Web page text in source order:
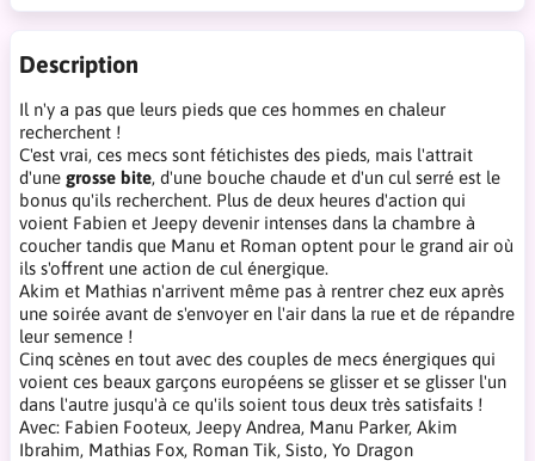
Description
Il n'y a pas que leurs pieds que ces hommes en chaleur
recherchent !
C'est vrai, ces mecs sont fétichistes des pieds, mais l'attrait
d'une grosse bite, d'une bouche chaude et d'un cul serré est le
bonus qu'ils recherchent. Plus de deux heures d'action qui
voient Fabien et Jeepy devenir intenses dans la chambre à
coucher tandis que Manu et Roman optent pour le grand air où
ils s'offrent une action de cul énergique.
Akim et Mathias n'arrivent même pas à rentrer chez eux après
une soirée avant de s'envoyer en l'air dans la rue et de répandre
leur semence !
Cinq scènes en tout avec des couples de mecs énergiques qui
voient ces beaux garçons européens se glisser et se glisser l'un
dans l'autre jusqu'à ce qu'ils soient tous deux très satisfaits !
Avec: Fabien Footeux, Jeepy Andrea, Manu Parker, Akim
Ibrahim, Mathias Fox, Roman Tik, Sisto, Yo Dragon